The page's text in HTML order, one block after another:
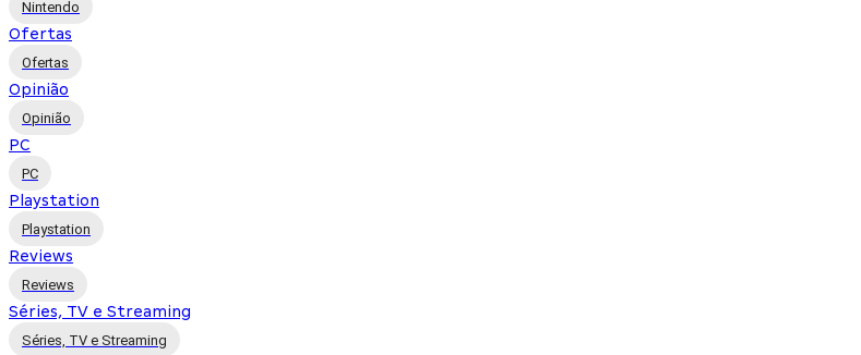
Nintendo
Ofertas
Ofertas
Opinião
Opinião
PC
PC
Playstation
Playstation
Reviews
Reviews
Séries, TV e Streaming
Séries, TV e Streaming